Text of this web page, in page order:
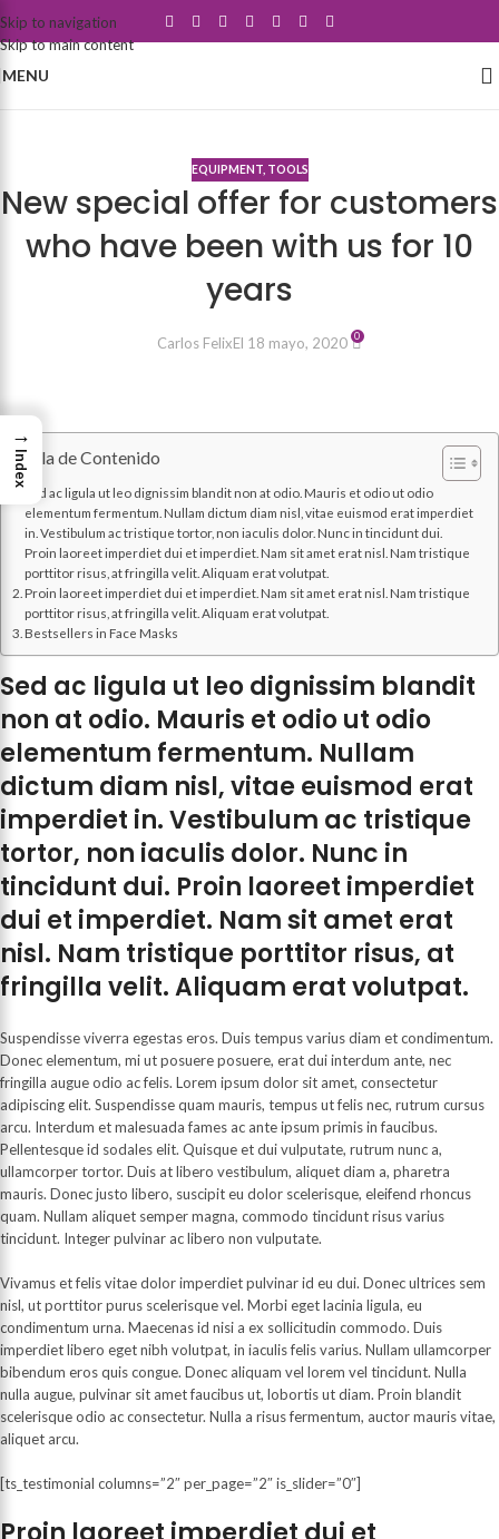
Skip to navigation
Skip to main content
MENU
EQUIPMENT, TOOLS
New special offer for customers
who have been with us for 10
years
Carlos FelixEl 18 mayo, 2020 0
Tabla de Contenido
Sed ac ligula ut leo dignissim blandit non at odio. Mauris et odio ut odio
elementum fermentum. Nullam dictum diam nisl, vitae euismod erat imperdiet
in. Vestibulum ac tristique tortor, non iaculis dolor. Nunc in tincidunt dui.
Proin laoreet imperdiet dui et imperdiet. Nam sit amet erat nisl. Nam tristique
porttitor risus, at fringilla velit. Aliquam erat volutpat.
Proin laoreet imperdiet dui et imperdiet. Nam sit amet erat nisl. Nam tristique
porttitor risus, at fringilla velit. Aliquam erat volutpat.
Bestsellers in Face Masks
Sed ac ligula ut leo dignissim blandit
non at odio. Mauris et odio ut odio
elementum fermentum. Nullam
dictum diam nisl, vitae euismod erat
imperdiet in. Vestibulum ac tristique
tortor, non iaculis dolor. Nunc in
tincidunt dui. Proin laoreet imperdiet
dui et imperdiet. Nam sit amet erat
nisl. Nam tristique porttitor risus, at
fringilla velit. Aliquam erat volutpat.
Suspendisse viverra egestas eros. Duis tempus varius diam et condimentum.
Donec elementum, mi ut posuere posuere, erat dui interdum ante, nec
fringilla augue odio ac felis. Lorem ipsum dolor sit amet, consectetur
adipiscing elit. Suspendisse quam mauris, tempus ut felis nec, rutrum cursus
arcu. Interdum et malesuada fames ac ante ipsum primis in faucibus.
Pellentesque id sodales elit. Quisque et dui vulputate, rutrum nunc a,
ullamcorper tortor. Duis at libero vestibulum, aliquet diam a, pharetra
mauris. Donec justo libero, suscipit eu dolor scelerisque, eleifend rhoncus
quam. Nullam aliquet semper magna, commodo tincidunt risus varius
tincidunt. Integer pulvinar ac libero non vulputate.
Vivamus et felis vitae dolor imperdiet pulvinar id eu dui. Donec ultrices sem
nisl, ut porttitor purus scelerisque vel. Morbi eget lacinia ligula, eu
condimentum urna. Maecenas id nisi a ex sollicitudin commodo. Duis
imperdiet libero eget nibh volutpat, in iaculis felis varius. Nullam ullamcorper
bibendum eros quis congue. Donec aliquam vel lorem vel tincidunt. Nulla
nulla augue, pulvinar sit amet faucibus ut, lobortis ut diam. Proin blandit
scelerisque odio ac consectetur. Nulla a risus fermentum, auctor mauris vitae,
aliquet arcu.
[ts_testimonial columns=”2″ per_page=”2″ is_slider=”0″]
→
Index